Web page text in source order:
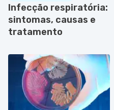
Infecção respiratória:
sintomas, causas e
tratamento